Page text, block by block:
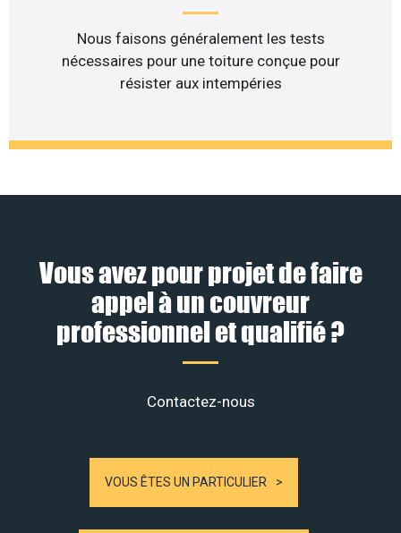
Nous faisons généralement les tests
nécessaires pour une toiture conçue pour
résister aux intempéries
Vous avez pour projet de faire
appel à un couvreur
professionnel et qualifié ?
Contactez-nous
VOUS ÊTES UN PARTICULIER